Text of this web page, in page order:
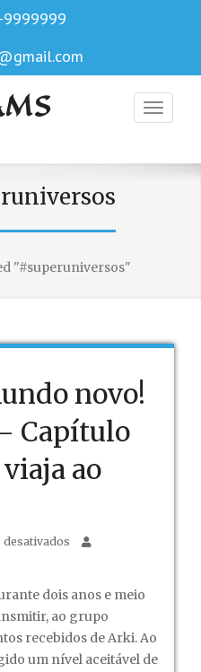
"#superuniversos"
novo!
Capítulo
ao
em
–
dois anos e meio
ao grupo
recebidos de Arki. Ao
um nível aceitável de